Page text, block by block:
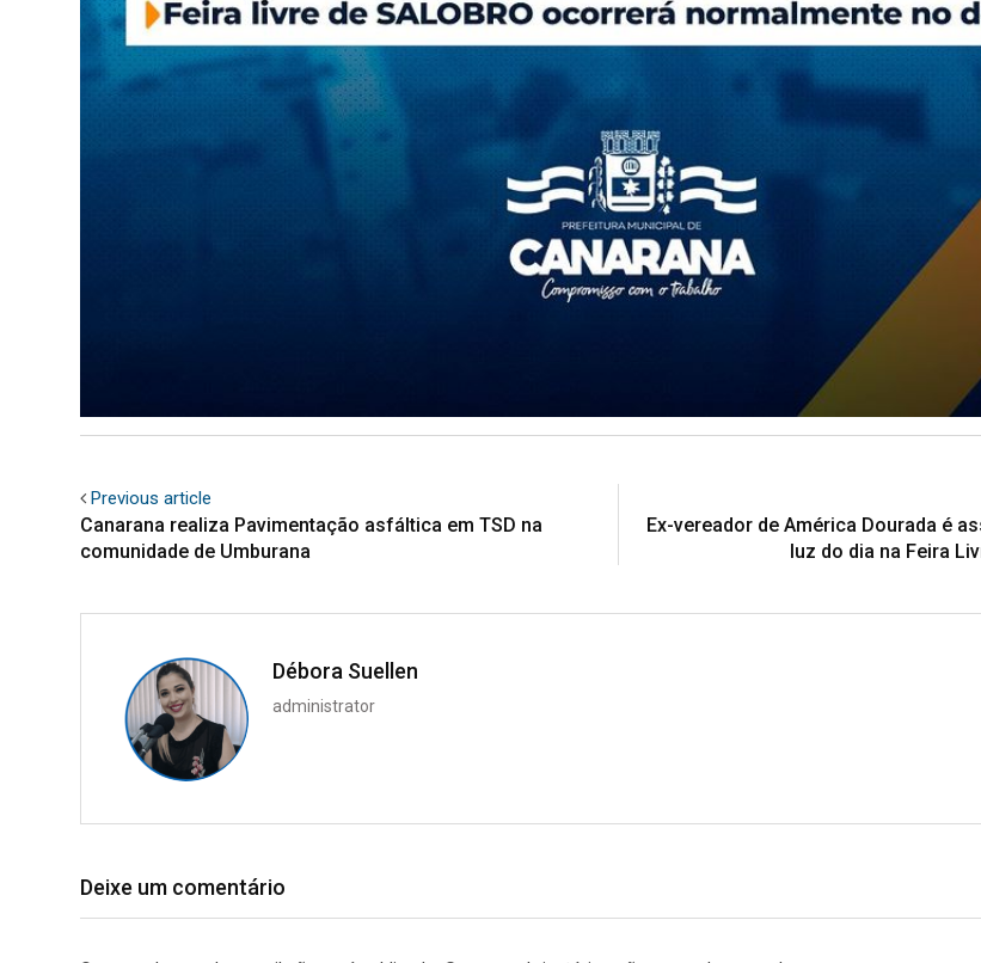
Previous article
Canarana realiza Pavimentação asfáltica em TSD na
comunidade de Umburana
Ex-vereador de América Dourada é
luz do dia na Feira
Débora Suellen
administrator
Deixe um comentário